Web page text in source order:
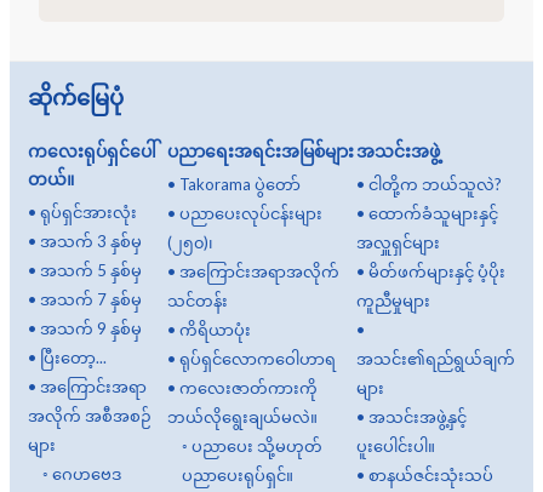
ဆိုက်မြေပုံ
ကလေးရုပ်ရှင်ပေါ်
တယ်။
• ရုပ်ရှင်အားလုံး
• အသက် 3 နှစ်မှ
• အသက် 5 နှစ်မှ
• အသက် 7 နှစ်မှ
• အသက် 9 နှစ်မှ
• ပြီးတော့...
• အကြောင်းအရာ
အလိုက် အစီအစဉ်
များ
◦ ဂေဟဗေဒ
ပညာရေးအရင်းအမြစ်များ
• Takorama ပွဲတော်
•ပညာပေးလုပ်ငန်းများ
(၂၅၀)၊
•အကြောင်းအရာအလိုက်
သင်တန်း
•ကိရိယာပုံး
•ရုပ်ရှင်လောကဝေါဟာရ
•ကလေးဇာတ်ကားကို
ဘယ်လိုရွေးချယ်မလဲ။
◦ပညာပေး သို့မဟုတ်
ပညာပေးရုပ်ရှင်။
အသင်းအဖွဲ့
•ငါတို့က ဘယ်သူလဲ?
•ထောက်ခံသူများနှင့်
အလှူရှင်များ
•မိတ်ဖက်များနှင့် ပံ့ပိုး
ကူညီမှုများ
•
အသင်း၏ရည်ရွယ်ချက်
များ
•အသင်းအဖွဲ့နှင့်
ပူးပေါင်းပါ။
•စာနယ်ဇင်းသုံးသပ်